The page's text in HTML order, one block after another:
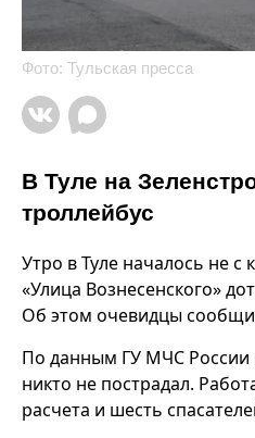
Фото: Тульская пресса
В Туле на
троллейбус
Утро в Туле началось не с
«Улица Вознесенского»
Об этом очевидцы
По данным ГУ МЧС России
никто не пострадал.
расчета и шесть